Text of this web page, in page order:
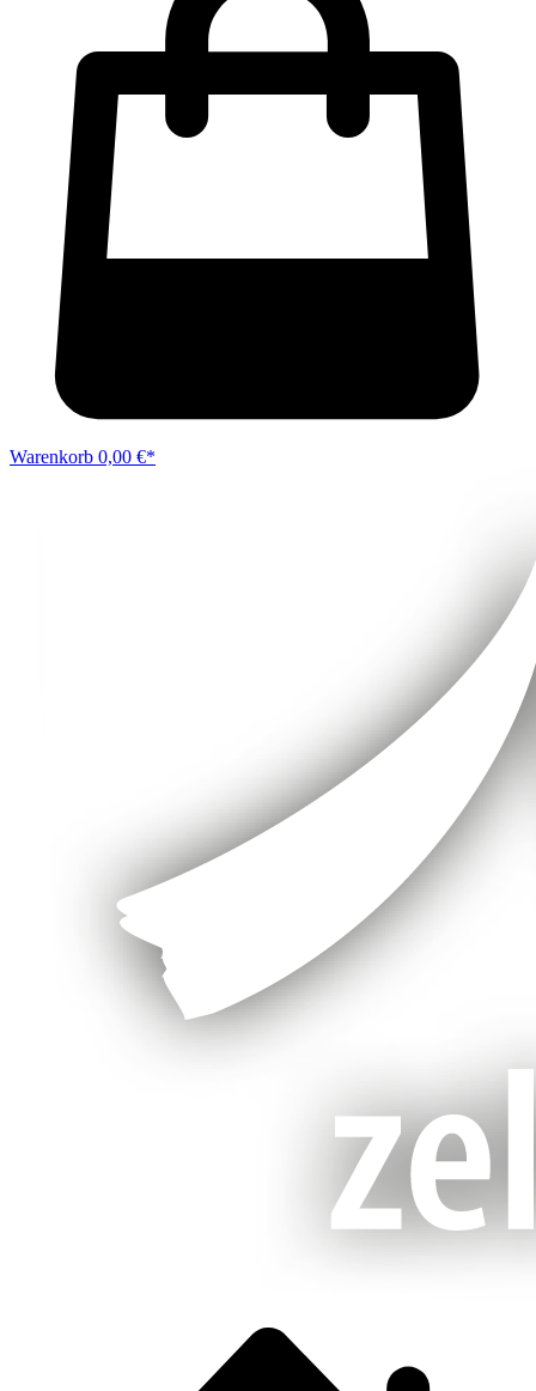
Warenkorb 0,00 €*